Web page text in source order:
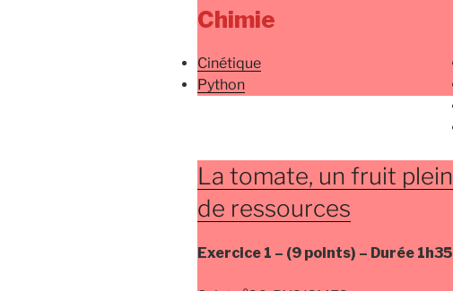
Chimie
Cinétique
Python
La tomate, un fruit plein
de ressources
Exercice 1 – (9 points) – Durée 1h35